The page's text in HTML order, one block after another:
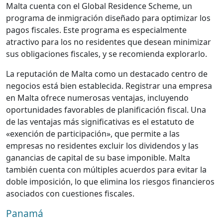
Malta cuenta con el Global Residence Scheme, un
programa de inmigración diseñado para optimizar los
pagos fiscales. Este programa es especialmente
atractivo para los no residentes que desean minimizar
sus obligaciones fiscales, y se recomienda explorarlo.
La reputación de Malta como un destacado centro de
negocios está bien establecida. Registrar una empresa
en Malta ofrece numerosas ventajas, incluyendo
oportunidades favorables de planificación fiscal. Una
de las ventajas más significativas es el estatuto de
«exención de participación», que permite a las
empresas no residentes excluir los dividendos y las
ganancias de capital de su base imponible. Malta
también cuenta con múltiples acuerdos para evitar la
doble imposición, lo que elimina los riesgos financieros
asociados con cuestiones fiscales.
Panamá